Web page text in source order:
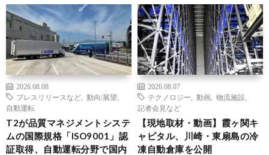
2026.08.08
プレスリリースなど
動向/展望
自動運転
T2が品質マネジメントシステ
ムの国際規格「ISO9001」認
証取得、自動運転分野で国内
2026.08.07
テクノロジー
動画 物流施設
記者会見など
【現地取材・動画】霞ヶ関キ
ャピタル、川崎・東扇島の冷
凍自動倉庫を公開